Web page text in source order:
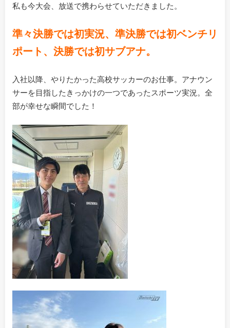
私も今大会、放送で携わらせていただきました。
準々決勝では初実況、準決勝では初ベンチリ
ポート、決勝では初サブアナ。
入社以降、やりたかった高校サッカーのお仕事。アナウン
サーを目指したきっかけの一つであったスポーツ実況。全
部が幸せな瞬間でした！